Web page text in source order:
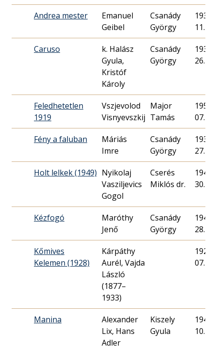
Andrea mester
Emanuel
Geibel
Csanády
György
1939.
11.
Caruso
k. Halász
Gyula,
Kristóf
Károly
Csanády
György
1936.
26.
Feledhetetlen
1919
Vszjevolod
Visnyevszkij
Major
Tamás
1951.
07.
Fény a faluban
Máriás
Imre
Csanády
György
1937.
27.
Holt lelkek (1949) Nyikolaj
Vasziljevics
Gogol
Cserés
Miklós dr.
1949.
30.
Kézfogó
Maróthy
Jenő
Csanády
György
1940.
28.
Kőmives
Kelemen (1928)
Kárpáthy
Aurél, Vajda
László
(1877–
1933)
1928.
07.
Manina
Alexander
Lix, Hans
Adler
Kiszely
Gyula
1944.
10.